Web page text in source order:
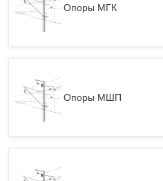
Опоры МГК
Опоры МШП